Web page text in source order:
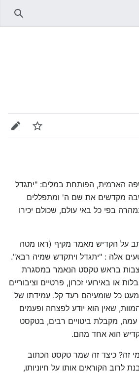
מעקב
הארמית, הפותחת במלים: "יתגדל
מקדשים את שם ה' ומתפללים
בפי כל באי עולם, שכולם יכירו
על הקדיש מאמר מקיף (ראו מטה
אלה : "יתגדל ויתקדש שמיה רבא".
בראש טקסט הנאמר במסגרת
או באירועי זכרון, פרטיים וציבוריים
כל שומעיהם רעד קל. עמידתו של
שאין הוא יודע לפצחה ופעמים
מקבלת ביטויים רבים, בטקסט
הוא אחד מהם.
זה? כיצד זה שמר טקסט הכתוב
לרוב הקוראים אותו על חיוניותו,